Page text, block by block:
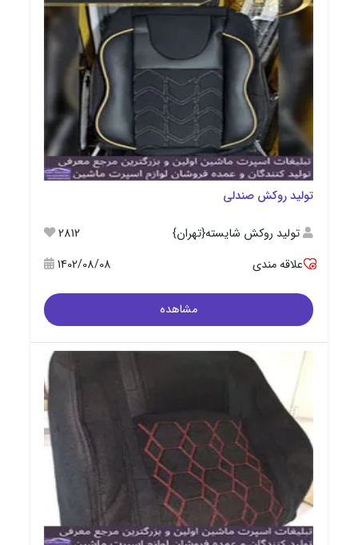
تولید روکش صندلی
تولید روکش شایسته{تهران}
2812
علاقه مندی
1402/08/08
مشاهده